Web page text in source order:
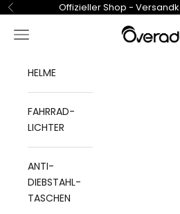
Zum Inhalt springen
Zurück Offizieller Shop -
Overade
Navigationsmenü öffnen
HELME
FAHRRAD-
LICHTER
ANTI-
DIEBSTAHL-
TASCHEN